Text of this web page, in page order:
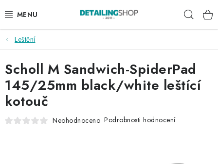
na
AKCE
NOVINKY
EXTERIÉR
INTERIÉR
Leštění
Scholl M Sandwich-SpiderPad
145/25mm black/white leštící
kotouč
Neohodnoceno Podrobnosti hodnocení